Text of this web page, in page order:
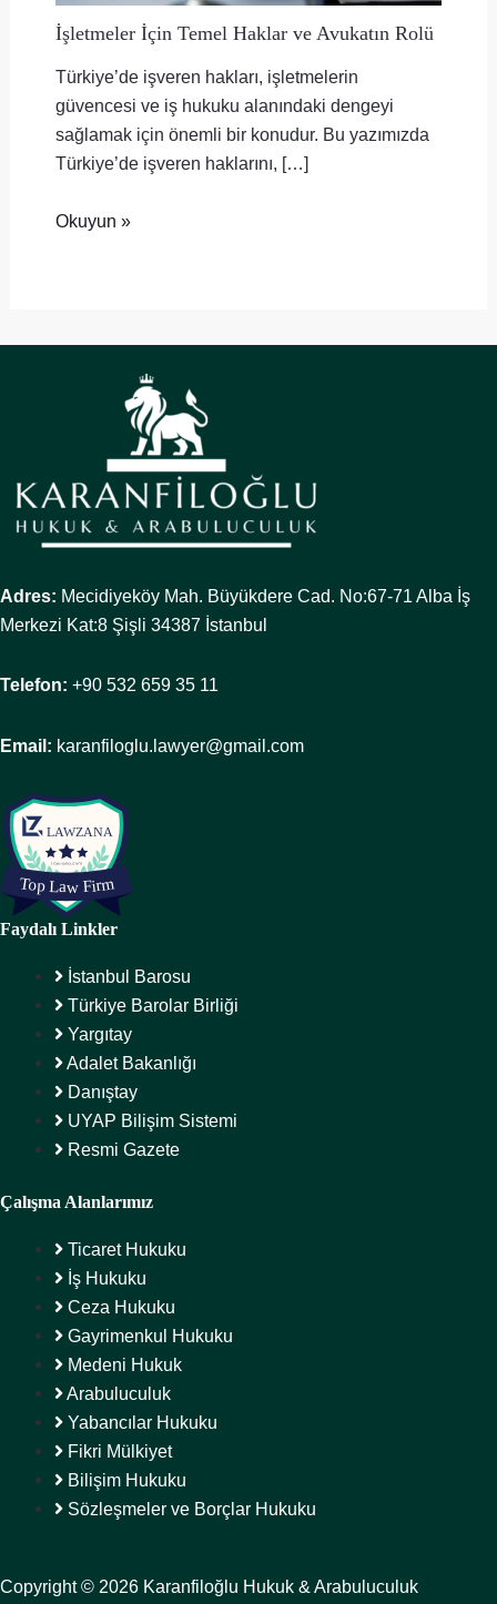
İşletmeler İçin Temel Haklar ve Avukatın Rolü
Türkiye’de işveren hakları, işletmelerin
güvencesi ve iş hukuku alanındaki dengeyi
sağlamak için önemli bir konudur. Bu yazımızda
Türkiye’de işveren haklarını, […]
Okuyun »
Adres: Mecidiyeköy Mah. Büyükdere Cad. No:67-71 Alba İş
Merkezi Kat:8 Şişli 34387 İstanbul
Telefon: +90 532 659 35 11
Email: karanfiloglu.lawyer@gmail.com
Faydalı Linkler
İstanbul Barosu
Türkiye Barolar Birliği
Yargıtay
Adalet Bakanlığı
Danıştay
UYAP Bilişim Sistemi
Resmi Gazete
Çalışma Alanlarımız
Ticaret Hukuku
İş Hukuku
Ceza Hukuku
Gayrimenkul Hukuku
Medeni Hukuk
Arabuluculuk
Yabancılar Hukuku
Fikri Mülkiyet
Bilişim Hukuku
Sözleşmeler ve Borçlar Hukuku
Copyright © 2026 Karanfiloğlu Hukuk & Arabuluculuk